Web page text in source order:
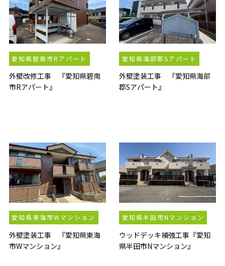
愛知県碧南市Rアパート
外壁改修工事 『愛知県碧南
市Rアパート』
愛知県海部郡Sアパート
外壁塗装工事 『愛知県海部
郡Sアパート』
愛知県東海市Wマンション
外壁塗装工事 『愛知県東海
市Wマンション』
愛知県半田市Nマンション
ウッドデッキ補強工事『愛知
県半田市Nマンション』